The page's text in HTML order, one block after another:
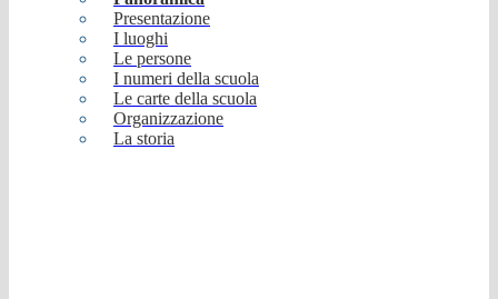
Presentazione
I luoghi
Le persone
I numeri della scuola
Le carte della scuola
Organizzazione
La storia